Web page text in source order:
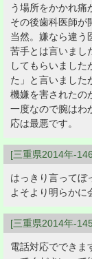
う場所をかかれ痛
その後歯科医師が
当然。嫌なら違う
苦手とは言いまし
してもらいました
た」と言いました
機嫌を害されたの
一度なので腕はわ
応は最悪です。
[三重県2014年-
はっきり言ってぼ
よそより明らかに
[三重県2014年-
電話対応でできま